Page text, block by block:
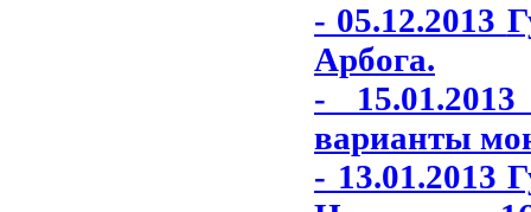
- 05.12.2013
Арбога.
-
варианты
- 13.01.2013